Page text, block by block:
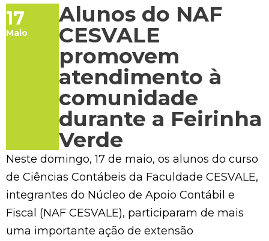
17
Maio
Alunos do NAF
CESVALE
promovem
atendimento à
comunidade
durante a Feirinha
Verde
Neste domingo, 17 de maio, os alunos do curso
de Ciências Contábeis da Faculdade CESVALE,
integrantes do Núcleo de Apoio Contábil e
Fiscal (NAF CESVALE), participaram de mais
uma importante ação de extensão